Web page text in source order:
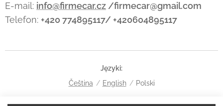
E-mail: info@firmecar.cz /firmecar@gmail.com
Telefon: +420 774895117/ +420604895117
Języki
Čeština
English Polski